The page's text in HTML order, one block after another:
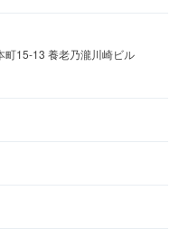
会議やテレワーク、レ
慢の料理とカラオケを
町15-13 養老乃瀧川崎ビル